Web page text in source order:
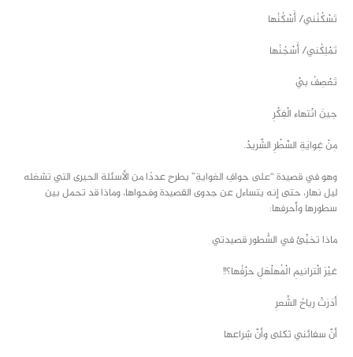
تَسْكُنُني/ أَسْكُنُها
تَمْلِكُني/ أَسْجُنُها
تَعْصِفُ بيْ
حِينَ انْتهاء الْفِكْرِ
مِنْ غِوايَةِ السَّطْرِ الشَّريدْ.
وهو في قصيدة “على حوافِ الغوايةِ” يطرح عددًا من الأسئلة الحيرى التي تشغله
ليل نهار، حتى إنه يتساءل عن جدوى القصيدة وفحواها، وماذا قد تحمل بين
سطورها وأحرفها:
ماذا تخبِّئ في السُّطور قصيدتي
غيْرَ الْترانيمِ الْمُهلْهَلِ حرْفُها؟!!
أدَرَتْ رياحُ الشِّعرِ
أنَّ سفائني ثكلى وأنَّ شِراعها